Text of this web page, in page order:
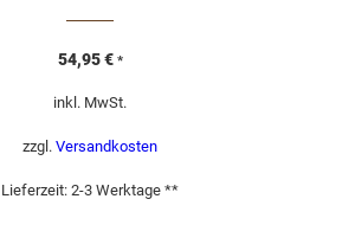
54,95€ *
inkl. MwSt.
zzgl. Versandkosten
Lieferzeit: 2-3 Werktage **